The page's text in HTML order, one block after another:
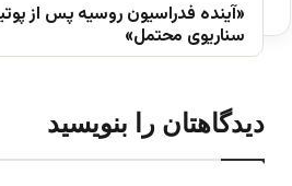
«آینده فدراسیون روسیه پس از
سناریوی محتمل»
دیدگاهتان را بنویسید